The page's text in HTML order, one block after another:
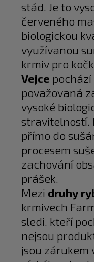
stád. Je to
červeného
biologickou
využívanou
krmiv pro
Vejce pochází
považovaná
vysoké
stravitelností.
přímo do
procesem
zachování
prášek.
Mezi druhy
krmivech
sledi, kteří
nejsou
jsou zárukem